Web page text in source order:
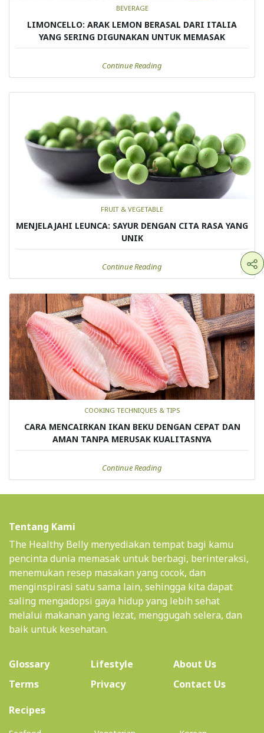
BEVERAGE
LIMONCELLO: ARAK LEMON BERASAL DARI ITALIA
YANG SERING DIGUNAKAN UNTUK MEMASAK
Continue Reading
FRUIT & VEGETABLE
MENJELAJAHI LEUNCA: SAYUR DENGAN CITA RASA YANG
UNIK
Continue Reading
COOKING TECHNIQUES & TIPS
CARA MENCAIRKAN IKAN BEKU DENGAN CEPAT DAN
AMAN TANPA MERUSAK KUALITASNYA
Continue Reading
Tentang Kami
The Healthy Belly menyediakan tempat bagi kamu
pencinta dunia memasak untuk berbagi, berinteraksi,
menemukan resep masakan yang cocok, dan
menginspirasi satu sama lain, sehingga kita dapat
saling mengadopsi gaya hidup yang lebih sehat
melalui makanan yang lezat, menggugah selera, dan
baik untuk kesehatan.
Glossary Lifestyle About Us(current)
Terms
Privacy
Contact Us
Recipes(current)